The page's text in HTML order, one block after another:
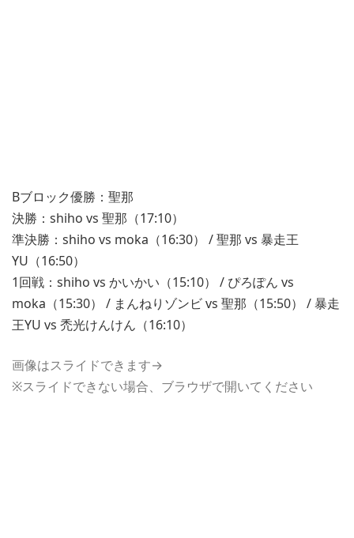
Bブロック優勝：聖那
決勝：shiho vs 聖那（17:10）
準決勝：shiho vs moka（16:30） / 聖那 vs 暴走王
YU（16:50）
1回戦：shiho vs かいかい（15:10） / ぴろぽん vs
moka（15:30） / まんねりゾンビ vs 聖那（15:50） / 暴走
王YU vs 禿光けんけん（16:10）
画像はスライドできます→
※スライドできない場合、ブラウザで開いてください